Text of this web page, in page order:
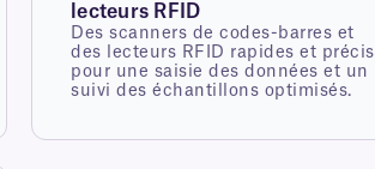
lecteurs RFID
Des scanners de codes-barres et
des lecteurs RFID rapides et précis
pour une saisie des données et un
suivi des échantillons optimisés.